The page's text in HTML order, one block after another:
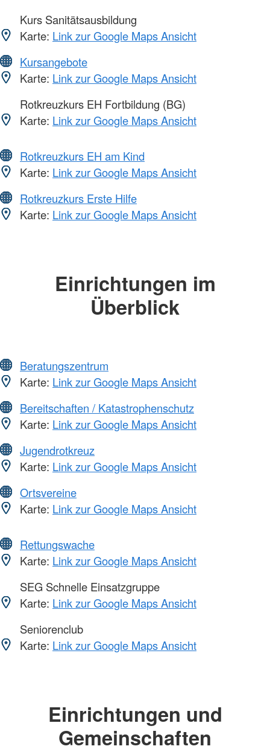
Kurs Sanitätsausbildung
Karte: Link zur Google Maps Ansicht
Kursangebote
Karte: Link zur Google Maps Ansicht
Rotkreuzkurs EH Fortbildung (BG)
Karte: Link zur Google Maps Ansicht
Rotkreuzkurs EH am Kind
Karte: Link zur Google Maps Ansicht
Rotkreuzkurs Erste Hilfe
Karte: Link zur Google Maps Ansicht
Einrichtungen im
Überblick
Beratungszentrum
Karte: Link zur Google Maps Ansicht
Bereitschaften / Katastrophenschutz
Karte: Link zur Google Maps Ansicht
Jugendrotkreuz
Karte: Link zur Google Maps Ansicht
Ortsvereine
Karte: Link zur Google Maps Ansicht
Rettungswache
Karte: Link zur Google Maps Ansicht
SEG Schnelle Einsatzgruppe
Karte: Link zur Google Maps Ansicht
Seniorenclub
Karte: Link zur Google Maps Ansicht
Einrichtungen und
Gemeinschaften